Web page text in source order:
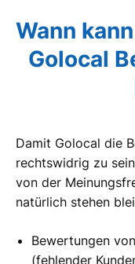
Wann
Golocal
Damit Golocal die
rechtswidrig zu
von der
natürlich stehen
Bewertungen
(fehlender